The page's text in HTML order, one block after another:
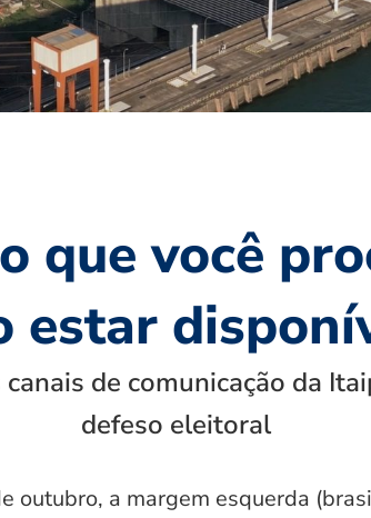
que você
estar
de comunicação da
defeso eleitoral
outubro, a margem esquerda